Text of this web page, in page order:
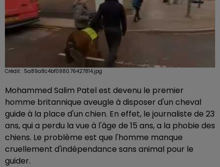
Crédit : 5a89a8c4bf0980.76427814.jpg
Mohammed Salim Patel est devenu le premier
homme britannique aveugle à disposer d'un cheval
guide à la place d'un chien. En effet, le journaliste de 23
ans, qui a perdu la vue à l'âge de 15 ans, a la phobie des
chiens. Le problème est que l'homme manque
cruellement d'indépendance sans animal pour le
guider.